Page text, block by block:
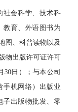
社会科学、技术科
教育、外语图书为
图、科普读物以及
物出版许可证许可
30日）；与本公司
手机网络）出版业
子出版物批发、零